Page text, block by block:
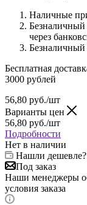
Наличные
Безналичный
через
Безналичный
Бесплатная
3000 рублей
56,80 руб./шт
Варианты цен
56,80 руб./шт
Подробности
Нет в наличии
Нашли дешевле?
Под заказ
Наши менеджеры
условия заказа